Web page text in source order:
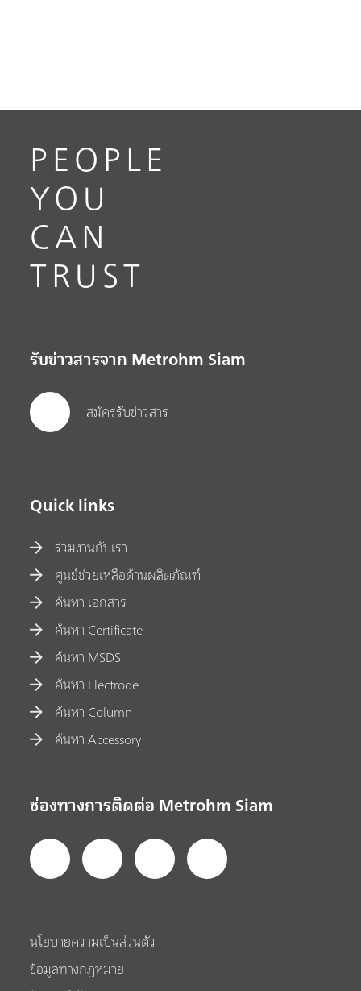
PEOPLE
YOU
CAN
TRUST
รับข่าวสารจาก Metrohm Siam
สมัครรับข่าวสาร
Quick links
ร่วมงานกับเรา
ศูนย์ช่วยเหลือด้านผลิตภัณฑ์
ค้นหา เอกสาร
ค้นหา Certificate
ค้นหา MSDS
ค้นหา Electrode
ค้นหา Column
ค้นหา Accessory
ช่องทางการติดต่อ Metrohm Siam
นโยบายความเป็นส่วนตัว
ข้อมูลทางกฎหมาย